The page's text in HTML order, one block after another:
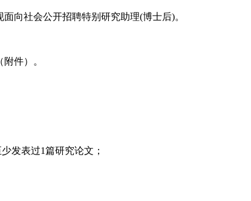
向社会公开招聘特别研究助理(博士后)。
件）。
发表过1篇研究论文；